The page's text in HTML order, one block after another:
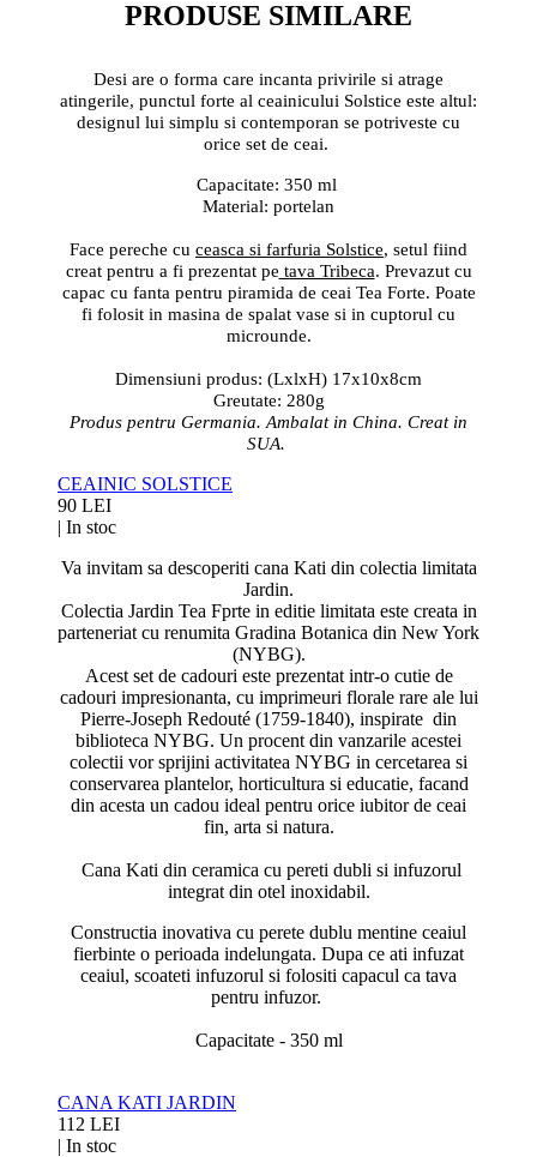
PRODUSE SIMILARE
Desi are o forma care incanta privirile si atrage
atingerile, punctul forte al ceainicului Solstice este altul:
designul lui simplu si contemporan se potriveste cu
orice set de ceai.
Capacitate: 350 ml
Material: portelan
Face pereche cu ceasca si farfuria Solstice, setul fiind
creat pentru a fi prezentat pe tava Tribeca. Prevazut cu
capac cu fanta pentru piramida de ceai Tea Forte. Poate
fi folosit in masina de spalat vase si in cuptorul cu
microunde.
Dimensiuni produs: (LxlxH) 17x10x8cm
Greutate: 280g
Produs pentru Germania. Ambalat in China. Creat in
SUA.
CEAINIC SOLSTICE
90 LEI
| In stoc
Va invitam sa descoperiti cana Kati din colectia limitata
Jardin.
Colectia Jardin Tea Fprte in editie limitata este creata in
parteneriat cu renumita Gradina Botanica din New York
(NYBG).
Acest set de cadouri este prezentat intr-o cutie de
cadouri impresionanta, cu imprimeuri florale rare ale lui
Pierre-Joseph Redouté (1759-1840), inspirate din
biblioteca NYBG. Un procent din vanzarile acestei
colectii vor sprijini activitatea NYBG in cercetarea si
conservarea plantelor, horticultura si educatie, facand
din acesta un cadou ideal pentru orice iubitor de ceai
fin, arta si natura.
Cana Kati din ceramica cu pereti dubli si infuzorul
integrat din otel inoxidabil.
Constructia inovativa cu perete dublu mentine ceaiul
fierbinte o perioada indelungata. Dupa ce ati infuzat
ceaiul, scoateti infuzorul si folositi capacul ca tava
pentru infuzor.
Capacitate - 350 ml
CANA KATI JARDIN
112 LEI
| In stoc